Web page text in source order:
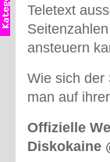
Teletext
ansteuern
Wie sich der
man auf
Offizielle
Diskokaine